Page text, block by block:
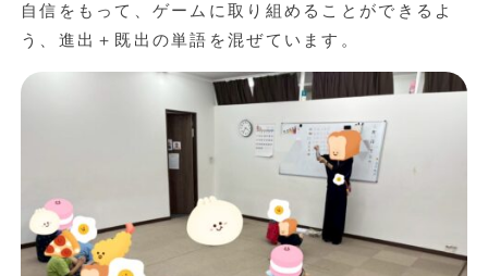
自信をもって、ゲームに取り組めることができるよ
う、進出＋既出の単語を混ぜています。